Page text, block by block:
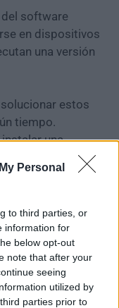
Personal
to third parties, or
information for
below opt-out
note that after your
seeing
utilized by
parties prior to
software
en dispositivos
una versión
estos
tiempo.
una
reseña,
en nuestro
virus y están
alguno.